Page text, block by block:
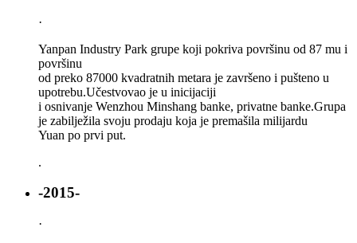
·
Yanpan Industry Park grupe koji pokriva površinu od 87 mu i
površinu
od preko 87000 kvadratnih metara je završeno i pušteno u
upotrebu.Učestvovao je u inicijaciji
i osnivanje Wenzhou Minshang banke, privatne banke.Grupa
je zabilježila svoju prodaju koja je premašila milijardu
Yuan po prvi put.
.
-2015-
·